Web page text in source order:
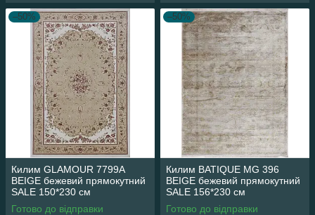
–50%
Килим GLAMOUR 7799A
BEIGE бежевий прямокутний
SALE 150*230 см
Готово до відправки
–50%
Килим BATIQUE MG 396
BEIGE бежевий прямокутний
SALE 156*230 см
Готово до відправки